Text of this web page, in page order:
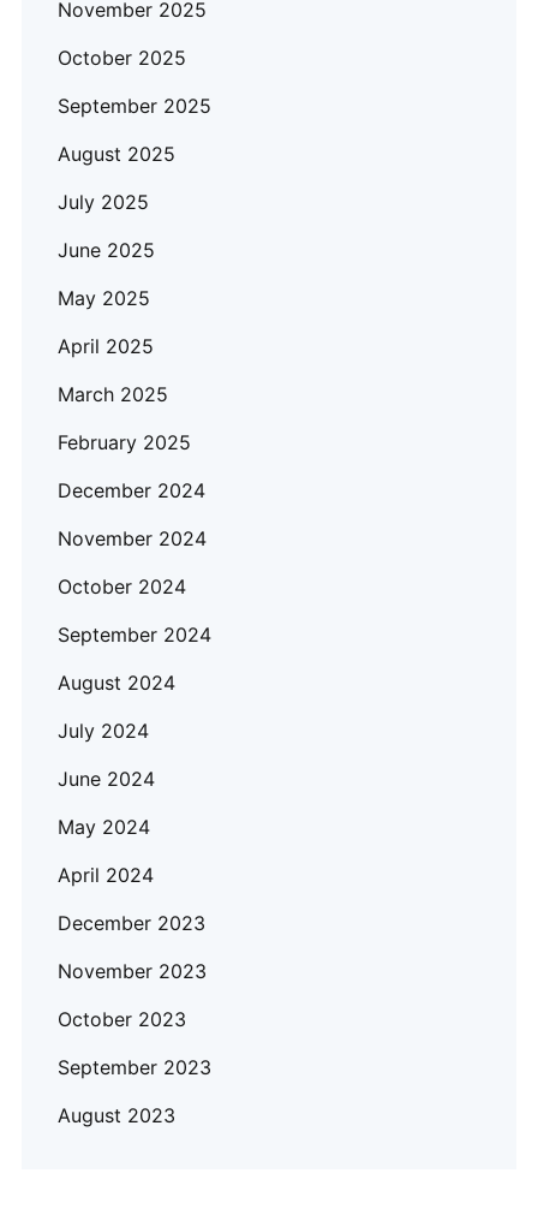
November 2025
October 2025
September 2025
August 2025
July 2025
June 2025
May 2025
April 2025
March 2025
February 2025
December 2024
November 2024
October 2024
September 2024
August 2024
July 2024
June 2024
May 2024
April 2024
December 2023
November 2023
October 2023
September 2023
August 2023